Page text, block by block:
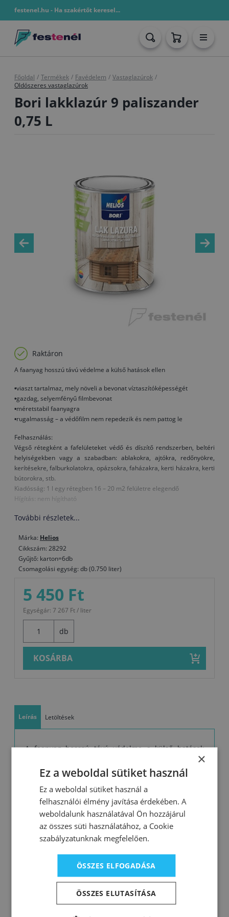
festenel.hu - Ha szakértőt keresel...
Főoldal / Termékek / Favédelem / Vastaglazúrok /
Oldószeres vastaglazúrok
Bori lakklazúr 9 paliszander
0,75 L
Raktáron
A faanyag hosszú távú védelme a külső hatások ellen
•viaszt tartalmaz, mely növeli a bevonat víztaszítóképességét
•gazdag, selyemfényű filmbevonat
•méretstabil faanyagra
•rugalmasság – a védőfilm nem repedezik és nem pattog le
Felhasználás:
Végső rétegként a fafelületeket védő és díszítő rendszerben, beltéri
helyiségekben vagy a szabadban: ablakokra, ajtókra, redőnyökre,
kerítésekre, falburkolatokra, opázsokra, faházakra, kerti házakra, kerti
bútorokra, stb.
Kiadósság: 1 l egy rétegben 16 – 20 m2 felületre elegendő
Hígítás: nem hígítható
További részletek...
Márka: Helios
Cikkszám: 28292
Gyűjtő: karton=6db
Csomagolási egység: db (0.750 liter)
5 450 Ft
Egységár: 7 267 Ft / liter
db
KOSÁRBA
Leírás Letöltések
A faanyag hosszú távú védelme a külső hatások
víztaszítóképességét
•gazdag, selyemfényű filmbevonat
•méretstabil faanyagra
•rugalmasság – a védőfilm nem repedezik és nem
Végső rétegként a fafelületeket védő és díszítő
rendszerben, beltéri helyiségekben vagy a
×
Ez a weboldal sütiket használ
Ez a weboldal sütiket használ a
felhasználói élmény javítása érdekében. A
weboldalunk használatával Ön hozzájárul
az összes süti használatához, a Cookie
szabályzatunknak megfelelően.
ÖSSZES ELFOGADÁSA
ÖSSZES ELUTASÍTÁSA